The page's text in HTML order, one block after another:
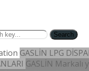
Search
GASLİN LPG
GASLİN